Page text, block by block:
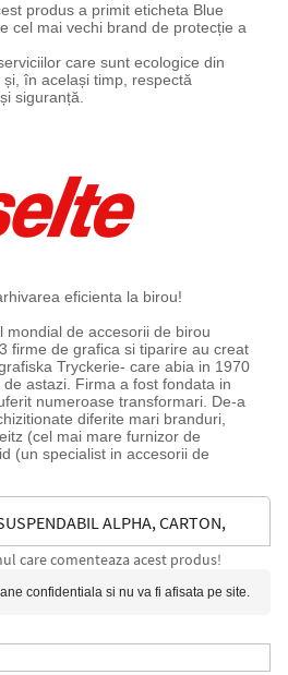
produs a primit eticheta Blue
cel mai vechi brand de protecție a
care sunt ecologice din
în același timp, respectă
siguranță.
eficienta la birou!
mondial de accesorii de birou
firme de grafica si tiparire au creat
Tryckerie- care abia in 1970
astazi. Firma a fost fondata in
numeroase transformari. De-a
diferite mari branduri,
(cel mai mare furnizor de
(un specialist in accesorii de
ALPHA, CARTON,
BLUE ANGEL,
care comenteaza acest produs!
confidentiala si nu va fi afisata pe site.